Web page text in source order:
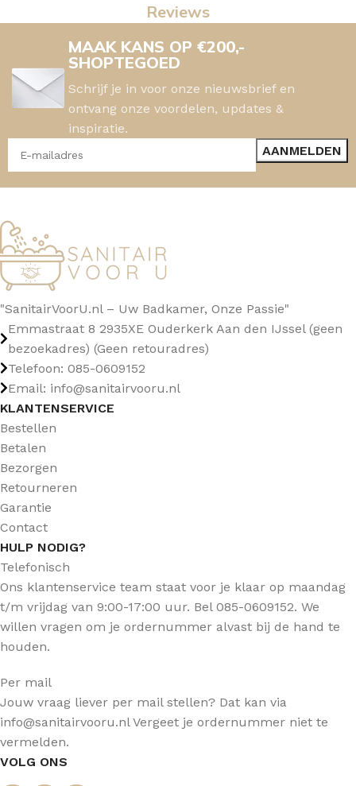
Reviews
MAAK KANS OP €200,-
SHOPTEGOED
Schrijf je in voor onze nieuwsbrief en
ontvang onze voordelen, updates &
inspiratie.
"SanitairVoorU.nl – Uw Badkamer, Onze Passie"
Emmastraat 8 2935XE Ouderkerk Aan den IJssel (geen
bezoekadres) (Geen retouradres)
Telefoon: 085-0609152
Email: info@sanitairvooru.nl
KLANTENSERVICE
Bestellen
Betalen
Bezorgen
Retourneren
Garantie
Contact
HULP NODIG?
Telefonisch
Ons klantenservice team staat voor je klaar op maandag
t/m vrijdag van 9:00-17:00 uur. Bel 085-0609152. We
willen vragen om je ordernummer alvast bij de hand te
houden.
Per mail
Jouw vraag liever per mail stellen? Dat kan via
info@sanitairvooru.nl Vergeet je ordernummer niet te
vermelden.
VOLG ONS